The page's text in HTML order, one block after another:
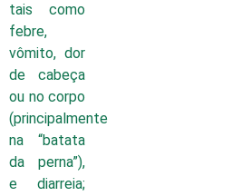
tais como
febre,
vômito, dor
de cabeça
ou no corpo
(principalmente
na “batata
da perna”),
e diarreia;